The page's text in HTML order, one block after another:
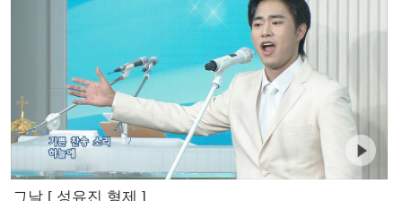
그날 [ 성유진 형제 ]